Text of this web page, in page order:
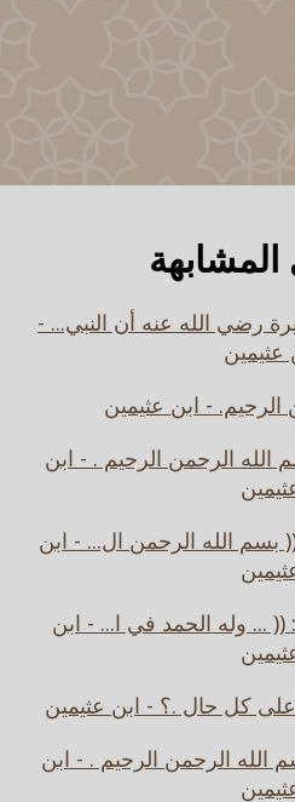
المشابهة
رضي الله عنه أن النبي... -
عثيمين
- ابن عثيمين
الله الرحمن الرحيم . - ابن
بسم الله الرحمن ال... - ابن
(( ... وله الحمد في ا... - ابن
كل حال .؟ - ابن عثيمين
الرحمن الرحيم . - ابن